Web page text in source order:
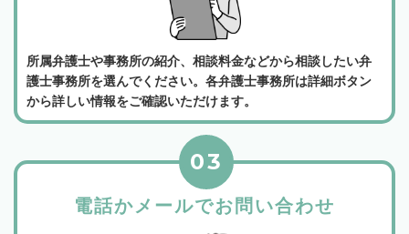
所属弁護士や事務所の紹介、相談料金などから相談したい弁
護士事務所を選んでください。各弁護士事務所は詳細ボタン
から詳しい情報をご確認いただけます。
電話かメールでお問い合わせ
03